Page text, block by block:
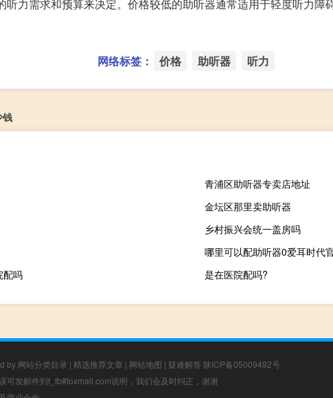
听力需求和预算来决定。价格较低的助听器通常适用于轻度听力障
网络标签： 价格 助听器 听力
钱
青浦区助听器专卖店地址
金坛区那里卖助听器
乡村振兴会统一盖房吗
哪里可以配助听器0爱耳时代
配吗
是在医院配吗?
by 网站分类目录 | 精选推荐文章 | 网站地图 | 疑难解答 陕ICP备05009492号
可发邮件到f_fb#foxmail.com说明，我们会及时纠正，谢谢